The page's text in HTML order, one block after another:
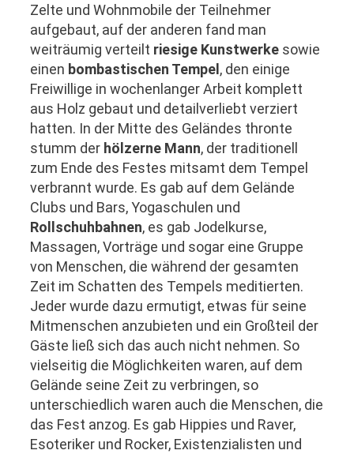
Zelte und Wohnmobile der Teilnehmer
aufgebaut, auf der anderen fand man
weiträumig verteilt riesige Kunstwerke sowie
einen bombastischen Tempel, den einige
Freiwillige in wochenlanger Arbeit komplett
aus Holz gebaut und detailverliebt verziert
hatten. In der Mitte des Geländes thronte
stumm der hölzerne Mann, der traditionell
zum Ende des Festes mitsamt dem Tempel
verbrannt wurde. Es gab auf dem Gelände
Clubs und Bars, Yogaschulen und
Rollschuhbahnen, es gab Jodelkurse,
Massagen, Vorträge und sogar eine Gruppe
von Menschen, die während der gesamten
Zeit im Schatten des Tempels meditierten.
Jeder wurde dazu ermutigt, etwas für seine
Mitmenschen anzubieten und ein Großteil der
Gäste ließ sich das auch nicht nehmen. So
vielseitig die Möglichkeiten waren, auf dem
Gelände seine Zeit zu verbringen, so
unterschiedlich waren auch die Menschen, die
das Fest anzog. Es gab Hippies und Raver,
Esoteriker und Rocker, Existenzialisten und